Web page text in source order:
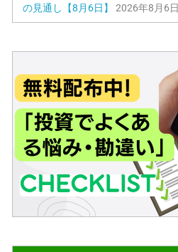
の見通し【8月6日】
2026年8月6日